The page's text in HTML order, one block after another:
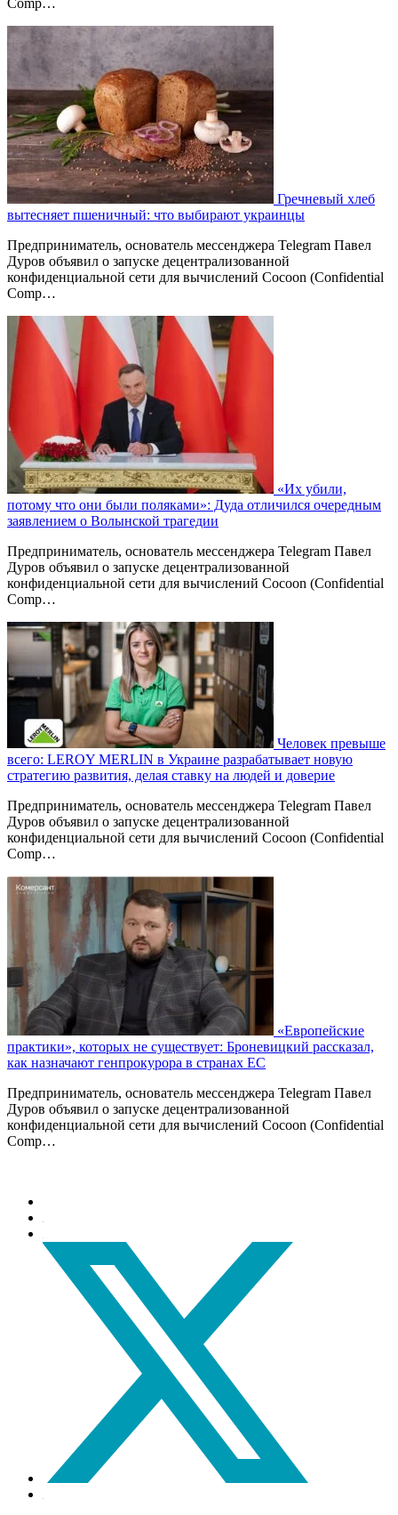
Гречневый хлеб
вытесняет пшеничный: что выбирают украинцы
Предприниматель, основатель мессенджера Telegram Павел
Дуров объявил о запуске децентрализованной
конфиденциальной сети для вычислений Cocoon (Confidential
Comp…
«Их убили,
потому что они были поляками»: Дуда отличился очередным
заявлением о Волынской трагедии
Предприниматель, основатель мессенджера Telegram Павел
Дуров объявил о запуске децентрализованной
конфиденциальной сети для вычислений Cocoon (Confidential
Comp…
Человек превыше
всего: LEROY MERLIN в Украине разрабатывает новую
стратегию развития, делая ставку на людей и доверие
Предприниматель, основатель мессенджера Telegram Павел
Дуров объявил о запуске децентрализованной
конфиденциальной сети для вычислений Cocoon (Confidential
Comp…
«Европейские
практики», которых не существует: Броневицкий рассказал,
как назначают генпрокурора в странах ЕС
Предприниматель, основатель мессенджера Telegram Павел
Дуров объявил о запуске децентрализованной
конфиденциальной сети для вычислений Cocoon (Confidential
Comp…